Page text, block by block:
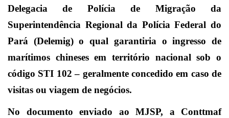
Delegacia de Polícia de Migração da
Superintendência Regional da Polícia Federal do
Pará (Delemig) o qual garantiria o ingresso de
marítimos chineses em território nacional sob o
código STI 102 – geralmente concedido em caso de
visitas ou viagem de negócios.
No documento enviado ao MJSP, a Conttmaf